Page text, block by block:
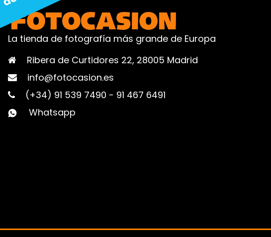
La tienda de fotografía más grande de Europa
Ribera de Curtidores 22, 28005 Madrid
info@fotocasion.es
(+34) 91 539 7490 - 91 467 6491
Whatsapp